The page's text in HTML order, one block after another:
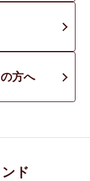
方へ
ド